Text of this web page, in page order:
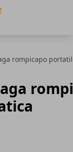
rompicapo